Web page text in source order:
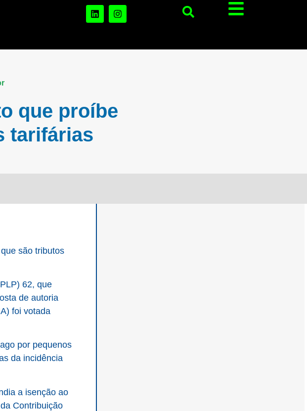
que proíbe
tarifárias
são tributos
62, que
de autoria
foi votada
por pequenos
da incidência
a isenção ao
Contribuição